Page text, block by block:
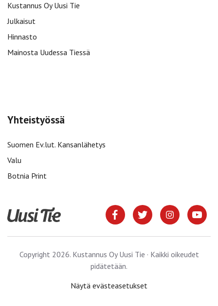
Kustannus Oy Uusi Tie
Julkaisut
Hinnasto
Mainosta Uudessa Tiessä
Yhteistyössä
Suomen Ev.lut. Kansanlähetys
Valu
Botnia Print
Copyright 2026. Kustannus Oy Uusi Tie · Kaikki oikeudet
pidätetään.
Näytä evästeasetukset